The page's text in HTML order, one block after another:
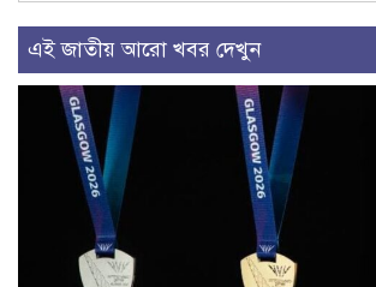
এই জাতীয় আরো খবর দেখুন